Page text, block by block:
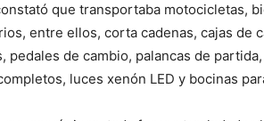
que transportaba motocicletas,
entre ellos, corta cadenas, cajas de
pedales de cambio, palancas de
luces xenón LED y bocinas